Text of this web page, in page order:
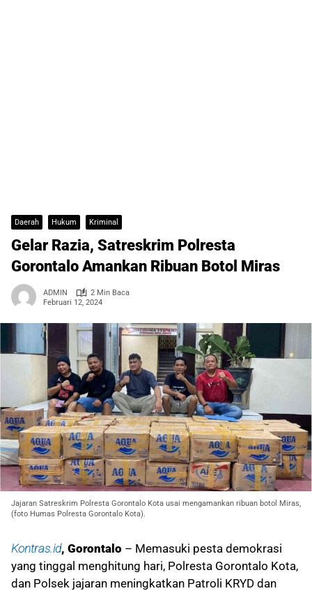
Daerah Hukum Kriminal
Gelar Razia, Satreskrim Polresta
Gorontalo Amankan Ribuan Botol Miras
ADMIN
2 Min Baca
Februari 12, 2024
Jajaran Satreskrim Polresta Gorontalo Kota usai mengamankan ribuan botol Miras,
(foto Humas Polresta Gorontalo Kota).
Kontras.id, Gorontalo – Memasuki pesta demokrasi
yang tinggal menghitung hari, Polresta Gorontalo Kota,
dan Polsek jajaran meningkatkan Patroli KRYD dan